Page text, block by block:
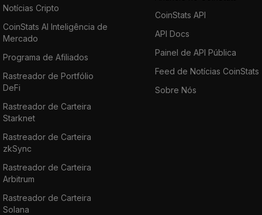
Notícias Cripto
CoinStats AI Inteligência de
Mercado
Programa de Afiliados
Rastreador de Portfólio
DeFi
Rastreador de Carteira
Starknet
Rastreador de Carteira
zkSync
Rastreador de Carteira
Arbitrum
Rastreador de Carteira
Solana
CoinStats API
API Docs
Painel de API Pública
Feed de Notícias CoinStats
Sobre Nós